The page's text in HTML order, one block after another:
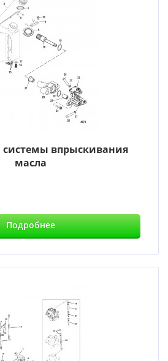
впрыскивания
масла
Подробнее